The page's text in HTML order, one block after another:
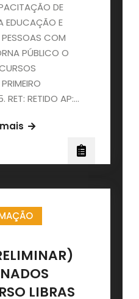
SEGUNDO
SEMESTRE
DE
2025
DE
EDUCAÇÃO E
COM
PÚBLICO O
RET: RETIDO AP:…
RESULTADO
ESTUDARAM
CURSOS
SEMESTRE
–
2025/1
LIBRAS